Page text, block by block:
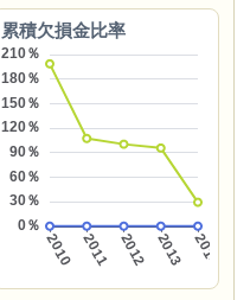
累積欠損金比率